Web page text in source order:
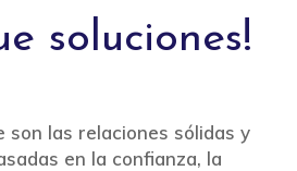
soluciones!
son las relaciones sólidas y
en la confianza, la